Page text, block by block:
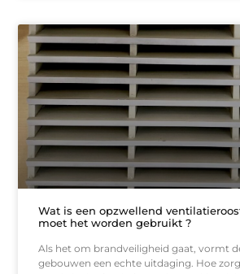
Wat is een opzwellend
moet het worden gebruikt ?
Als het om brandveiligheid gaat, vormt
gebouwen een echte uitdaging. Hoe